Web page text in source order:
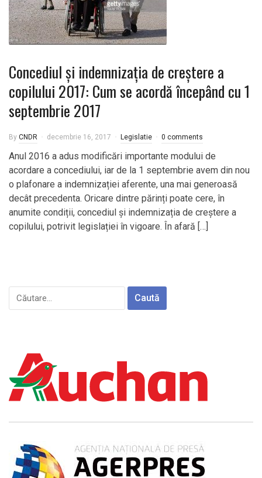
Concediul şi indemnizaţia de creştere a
copilului 2017: Cum se acordă începând cu 1
septembrie 2017
By CNDR decembrie 16, 2017 Legislatie 0 comments
Anul 2016 a adus modificări importante modului de
acordare a concediului, iar de la 1 septembrie avem din nou
o plafonare a indemnizației aferente, una mai generoasă
decât precedenta. Oricare dintre părinți poate cere, în
anumite condiții, concediul și indemnizația de creștere a
copilului, potrivit legislației în vigoare. În afară […]
Caută
după: